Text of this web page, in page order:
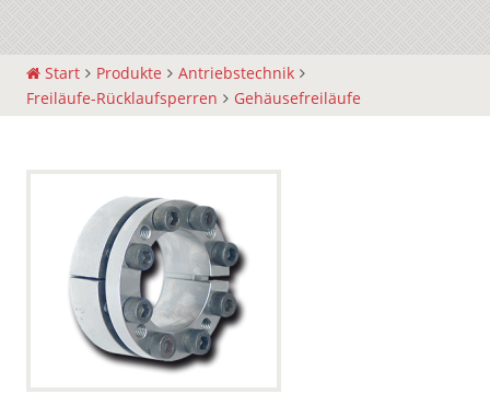
Start Produkte
Antriebstechnik
Freiläufe-Rücklaufsperren
Gehäusefreiläufe